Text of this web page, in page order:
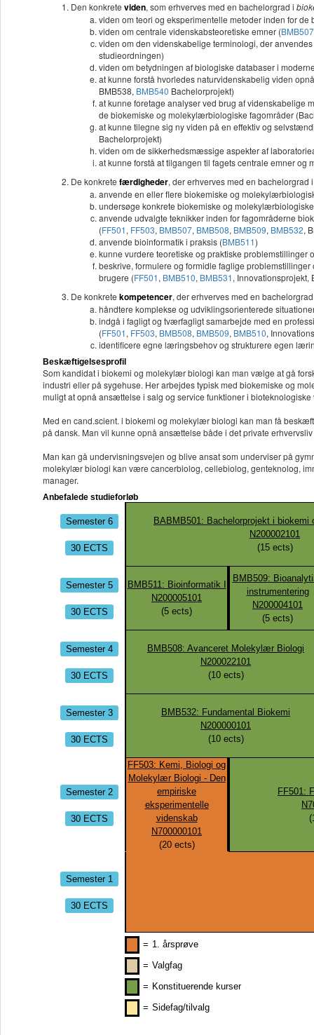
Den konkrete viden, som erhverves med en bachelorgrad i
viden om teori og eksperimentelle metoder inden for
viden om centrale videnskabsteoretiske emner (BMB507
viden om den videnskabelige terminologi, der
studieordningen)
viden om betydningen af biologiske databaser i
at kunne forstå hvorledes naturvidenskabelig viden
BMB538, BMB540 Bachelorprojekt)
at kunne foretage analyser ved brug af videnskabelige
de biokemiske og molekylærbiologiske fagområder
at kunne tilegne sig ny viden på en effektiv og
Bachelorprojekt)
viden om de sikkerhedsmæssige aspekter af
at kunne forstå at tilgangen til fagets centrale emner
De konkrete færdigheder, der erhverves med en bachelorgrad
anvende en eller flere biokemiske og
undersøge konkrete biokemiske og
anvende udvalgte teknikker inden for fagområderne
(FF501, FF503, BMB507, BMB508, BMB509, BMB532,
anvende bioinformatik i praksis (BMB511)
kunne vurdere teoretiske og praktiske
beskrive, formulere og formidle faglige
brugere (FF501, BMB510, BMB531, Innovationsprojekt,
De konkrete kompetencer, der erhverves med en
håndtere komplekse og udviklingsorienterede
indgå i fagligt og tværfagligt samarbejde med en
(FF501, FF503, BMB508, BMB509, BMB510,
identificere egne læringsbehov og strukturere egen
Beskæftigelsesprofil
Som kandidat i biokemi og molekylær biologi kan man vælge at gå
industri eller på sygehuse. Her arbejdes typisk med biokemiske og
muligt at opnå ansættelse i salg og service funktioner i
Med en cand.scient. i biokemi og molekylær biologi kan man få
på dansk. Man vil kunne opnå ansættelse både i det private
Man kan gå undervisningsvejen og blive ansat som underviser på
molekylær biologi kan være cancerbiolog, cellebiolog, genteknolog,
manager.
Anbefalede studieforløb
Semester 6
30 ECTS
BABMB501: Bachelorprojekt i
N200002101
(15ects)
Semester 5
30 ECTS
BMB511: Bioinformatik I
N200005101
(5 ects)
BMB509:
instrumentering
N200004101
(5 ects)
Semester 4
30 ECTS
BMB508: Avanceret Molekylær Biologi
N200022101
(10ects)
Semester 3
30 ECTS
BMB532: Fundamental Biokemi
N200000101
(10ects)
Semester 2
30 ECTS
FF503: Kemi, Biologi og
Molekylær Biologi - Den
empiriske
eksperimentelle
videnskab
N700000101
(20ects)
FF501:
(
Semester 1
30 ECTS
= 1. årsprøve
= Valgfag
= Konstituerende kurser
= Sidefag/tilvalg